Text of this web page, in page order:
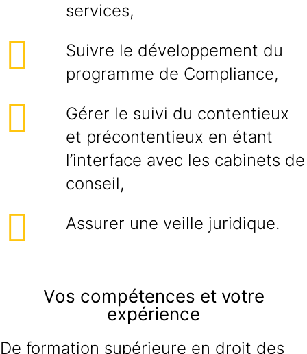
services,
Suivre le développement du
programme de Compliance,
Gérer le suivi du contentieux
et précontentieux en étant
l’interface avec les cabinets de
conseil,
Assurer une veille juridique.
Vos compétences et votre
expérience
De formation supérieure en droit des